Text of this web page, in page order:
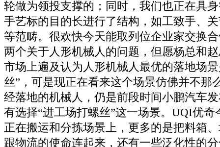
轮做为领投支撑的；同时，我们也正在具
手艺标的目的长进行了结构，如工致手、
等范畴。很欢快今天能取列位企业家交换
两个关于人形机械人的问题，但愿杨总和
市场上遍及认为人形机械人最优的落地场
丝”，可是现正在看来这个场景仿佛并不那
经落地的机械人，仍是前段时间小鹏汽车
有选择“进工场打螺丝”这一场景。UQI优奇
正在搬运和分拣场景上，更多的是把料箱
跟物流的使命连起来，还有一些泛化性的